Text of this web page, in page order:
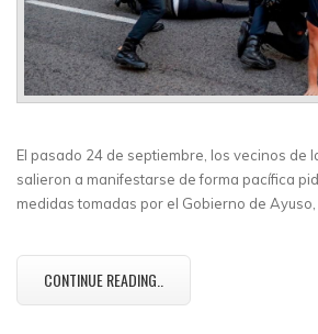
El pasado 24 de septiembre, los vecinos de
salieron a manifestarse de forma pacífica
medidas tomadas por el Gobierno de Ayuso,
CONTINUE READING..